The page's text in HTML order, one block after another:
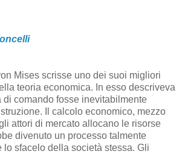
Mises scrisse uno dei suoi migliori
teoria economica. In esso descriveva
di comando fosse inevitabilmente
Il calcolo economico, mezzo
attori di mercato allocano le risorse
divenuto un processo talmente
lo sfacelo della società stessa. Gli